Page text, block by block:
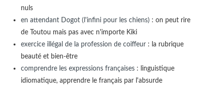
nuls
en attendant Dogot (l'infini pour les chiens): on peut rire
de Toutou mais pas avec n'importe Kiki
exercice illégal de la profession de coiffeur: la rubrique
beauté et bien-être
comprendre les expressions françaises: linguistique
idiomatique, apprendre le français par l'absurde